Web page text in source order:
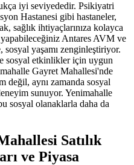
iyi seviyededir. Psikiyatri
Hastanesi gibi hastaneler,
sağlık ihtiyaçlarınıza kolayca
yapabileceğiniz Antares AVM ve
yaşamı zenginleştiriyor.
sosyal etkinlikler için uygun
Gayret Mahallesi'nde
değil, aynı zamanda sosyal
sunuyor. Yenimahalle
sosyal olanaklarla daha da
Satılık
ve Piyasa